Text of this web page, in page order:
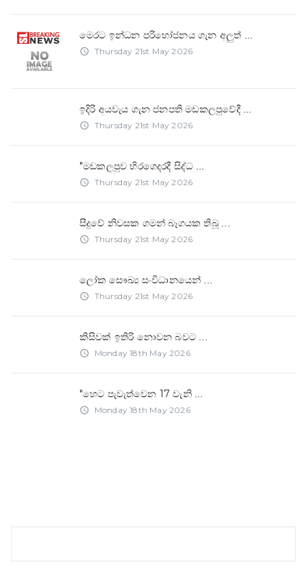
මෙරට ඉන්ධන පරිභෝජනය ගැන අලුත්
access_time Thursday 21st May 2026
ඉදිරි අයවැය ගැන ජනපති මඩකලපුවේදී ...
access_time Thursday 21st May 2026
"මඩකලපුව හිරගෙදරදී සිද්ධ ...
access_time Thursday 21st May 2026
සීදුවේ නිවසක ගමන් බෑගයක තිබූ ...
access_time Thursday 21st May 2026
ලෝක සෞඛ්‍ය සංවිධානයෙන් ...
access_time Thursday 21st May 2026
කිසිවක් ඉතිරි නොවන බවට ...
access_time Monday 18th May 2026
"හෙට පැවැත්වෙන 17 වැනි ...
access_time Monday 18th May 2026